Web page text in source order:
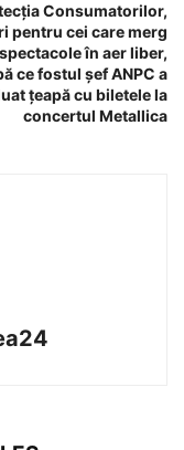
Consumatorilor,
pentru cei care merg
în aer liber,
ce fostul șef ANPC a
țeapă cu biletele la
concertul Metallica